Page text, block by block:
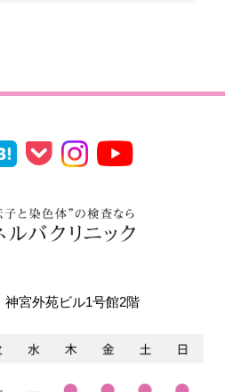
神宮外苑ビル1号館2階